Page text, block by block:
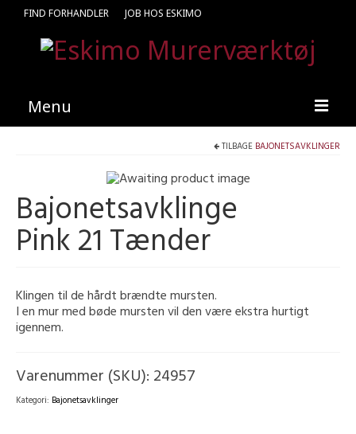
FIND FORHANDLER JOB HOS ESKIMO
Menu
Kataloger
Kontakt
TILBAGE BAJONETSAVKLINGER
Bajonetsavklinge
Pink 21 Tænder
Klingen til de hårdt brændte mursten.
I en mur med bøde mursten vil den være ekstra hurtigt
igennem.
Varenummer (SKU): 24957
Kategori: Bajonetsavklinger